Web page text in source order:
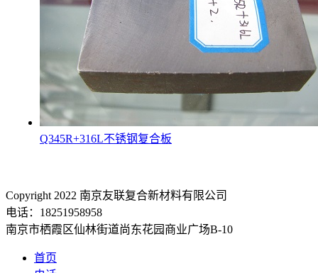
Q345R+316L不锈钢复合板
Copyright 2022 南京友联复合新材料有限公司
电话：18251958958
南京市栖霞区仙林街道尚东花园商业广场B-10
首页